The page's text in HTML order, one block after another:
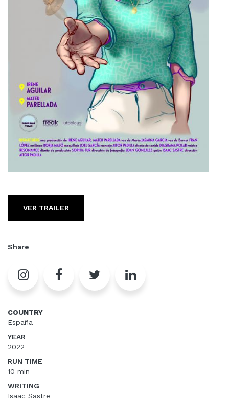
VER TRAILER
Share
COUNTRY
España
YEAR
2022
RUN TIME
10 min
WRITING
Isaac Sastre